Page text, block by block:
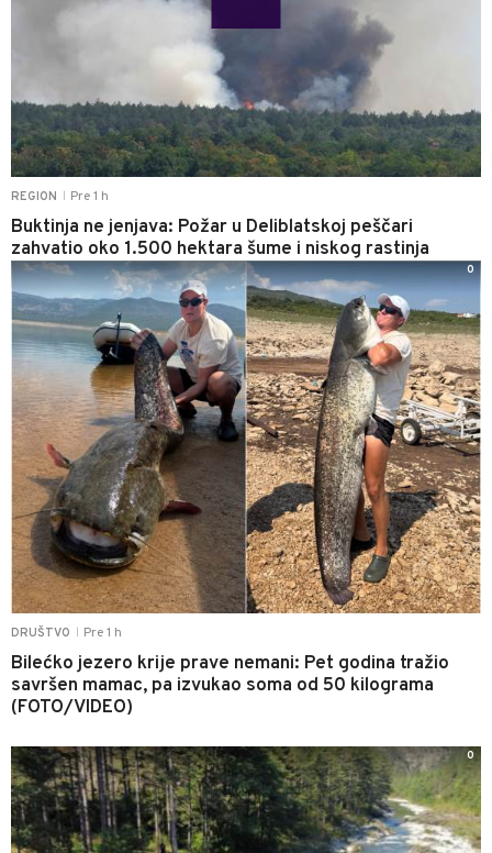
REGION Pre 1 h
Buktinja ne jenjava: Požar u Deliblatskoj peščari
zahvatio oko 1.500 hektara šume i niskog rastinja
DRUŠTVO Pre 1 h
Bilećko jezero krije prave nemani: Pet godina tražio
savršen mamac, pa izvukao soma od 50 kilograma
(FOTO/VIDEO)
0
0